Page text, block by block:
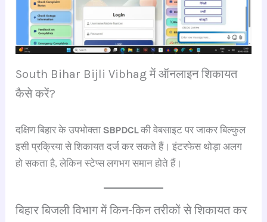
South Bihar Bijli Vibhag में ऑनलाइन शिकायत
कैसे करें?
दक्षिण बिहार के उपभोक्ताSBPDCLकी वेबसाइट पर जाकर बिल्कुल
इसी प्रक्रिया से शिकायत दर्ज कर सकते हैं। इंटरफेस थोड़ा अलग
हो सकता है, लेकिन स्टेप्स लगभग समान होते हैं।
बिहार बिजली विभाग में किन-किन तरीकों से शिकायत कर